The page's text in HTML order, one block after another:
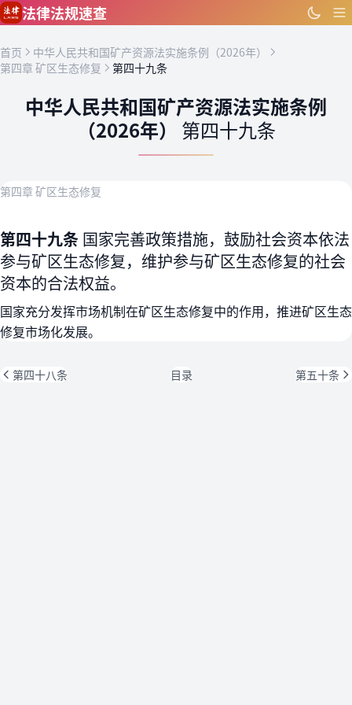
跳到主要内容
法律法规速查
首页
中华人民共和国矿产资源法实施条例（2026年）
第四章 矿区生态修复
第四十九条
中华人民共和国矿产资源法实施条例
（2026年） 第四十九条
第四章 矿区生态修复
第四十九条 国家完善政策措施，鼓励社会资本依法
参与矿区生态修复，维护参与矿区生态修复的社会
资本的合法权益。
国家充分发挥市场机制在矿区生态修复中的作用，推进矿区生态
修复市场化发展。
第四十八条 目录 第五十条